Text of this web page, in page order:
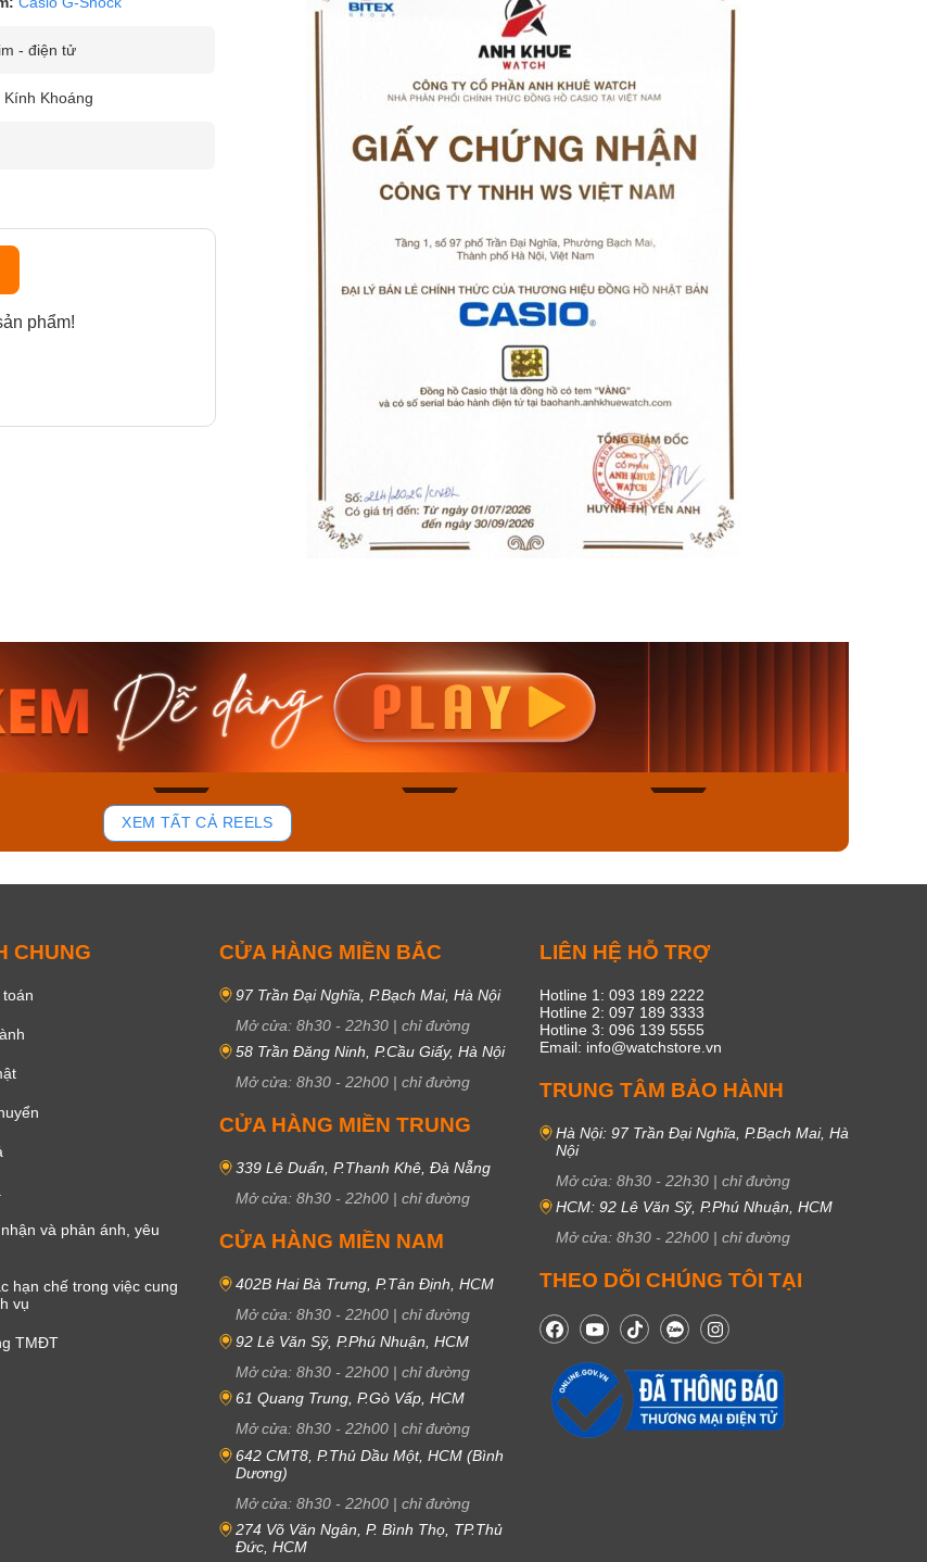
- điện tử
Kính Khoáng
phẩm!
39
Casio Nam MTS-
RS100L-1AVDF
4.276.000₫
3.634.600₫
Casio Unisex AQ-
230EL-1ADF
2.117.000₫
1.799.450₫
Mua ngay
XEM TẤT CẢ REELS
CHUNG
và phản ánh, yêu
hạn chế trong việc cung
vụ
TMĐT
CỬA HÀNG MIỀN BẮC
97 Trần Đại Nghĩa, P.Bạch Mai, Hà Nội
Mở cửa: 8h30 - 22h30 | chỉ đường
58 Trần Đăng Ninh, P.Cầu Giấy, Hà Nội
Mở cửa: 8h30 - 22h00 | chỉ đường
CỬA HÀNG MIỀN TRUNG
339 Lê Duẩn, P.Thanh Khê, Đà Nẵng
Mở cửa: 8h30 - 22h00 | chỉ đường
CỬA HÀNG MIỀN NAM
402B Hai Bà Trưng, P.Tân Định, HCM
Mở cửa: 8h30 - 22h00 | chỉ đường
92 Lê Văn Sỹ, P.Phú Nhuận, HCM
Mở cửa: 8h30 - 22h00 | chỉ đường
61 Quang Trung, P.Gò Vấp, HCM
Mở cửa: 8h30 - 22h00 | chỉ đường
642 CMT8, P.Thủ Dầu Một, HCM (Bình
Dương)
Mở cửa: 8h30 - 22h00 | chỉ đường
274 Võ Văn Ngân, P. Bình Thọ, TP.Thủ
Đức, HCM
LIÊN HỆ HỖ TRỢ
Hotline 1: 093 189 2222
Hotline 2: 097 189 3333
Hotline 3: 096 139 5555
Email: info@watchstore.vn
TRUNG TÂM BẢO HÀNH
Hà Nội: 97 Trần Đại Nghĩa, P.Bạch Mai, Hà
Nội
Mở cửa: 8h30 - 22h30 | chỉ đường
HCM: 92 Lê Văn Sỹ, P.Phú Nhuận, HCM
Mở cửa: 8h30 - 22h00 | chỉ đường
THEO DÕI CHÚNG TÔI TẠI